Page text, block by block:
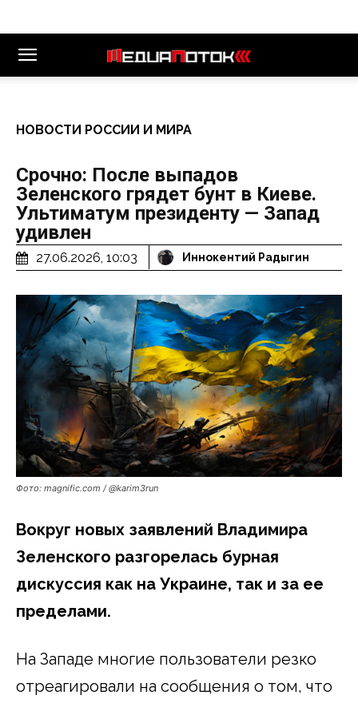
НОВОСТИ РОССИИ И МИРА
Срочно: После выпадов
Зеленского грядет бунт в Киеве.
Ультиматум президенту — Запад
удивлен
27.06.2026, 10:03 Иннокентий Радыгин
Фото: magnific.com / @karim3run
Вокруг новых заявлений Владимира
Зеленского разгорелась бурная
дискуссия как на Украине, так и за ее
пределами.
На Западе многие пользователи резко
отреагировали на сообщения о том, что